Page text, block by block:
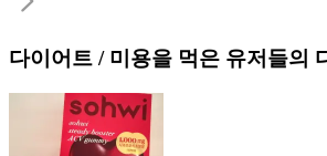
다이어트 / 미용을 먹은 유저들의